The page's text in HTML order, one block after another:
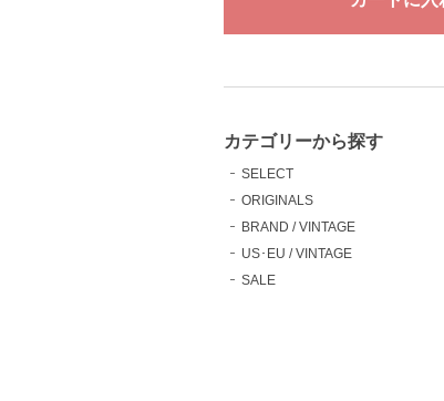
カテゴリーから探す
SELECT
ORIGINALS
BRAND / VINTAGE
US･EU / VINTAGE
SALE